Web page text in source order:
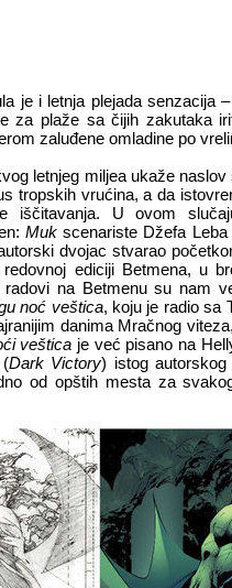
je i letnja plejada senzacija
za plaže sa čijih zakutaka
zaluđene omladine po
letnjeg miljea ukaže
tropskih vrućina, a da
iščitavanja. U ovom
Muk scenariste Džefa
dvojac stvarao
ediciji Betmena, u
na Betmenu su nam
noć veštica, koju je radio sa
danima Mračnog
veštica je već pisano na
(Dark Victory) istog
od opštih mesta za